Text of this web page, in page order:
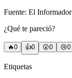
Fuente: El Informador
¿Qué te pareció?
🔥0 👍0 😲0 😢0
Etiquetas